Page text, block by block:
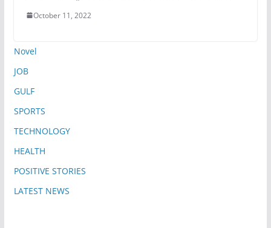
October 11, 2022
Novel
JOB
GULF
SPORTS
TECHNOLOGY
HEALTH
POSITIVE STORIES
LATEST NEWS